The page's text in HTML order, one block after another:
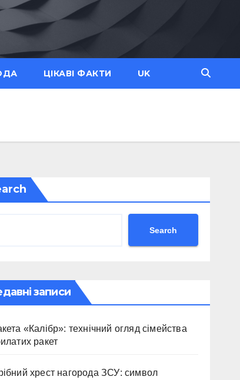
ЦІКАВІ ФАКТИ UK
Search
записи
«Калібр»: технічний огляд сімейства
ракет
хрест нагорода ЗСУ: символ